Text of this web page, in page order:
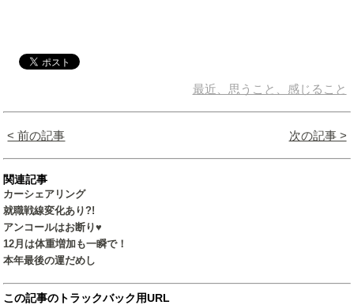
最近、思うこと、感じること
< 前の記事 次の記事 >
関連記事
カーシェアリング
就職戦線変化あり?!
アンコールはお断り♥
12月は体重増加も一瞬で！
本年最後の運だめし
この記事のトラックバック用URL